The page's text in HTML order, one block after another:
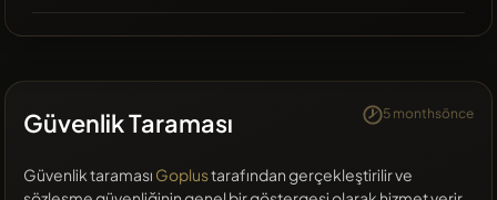
Güvenlik Taraması 5 monthsönce
Güvenlik taraması Goplustarafından gerçekleştirilir ve